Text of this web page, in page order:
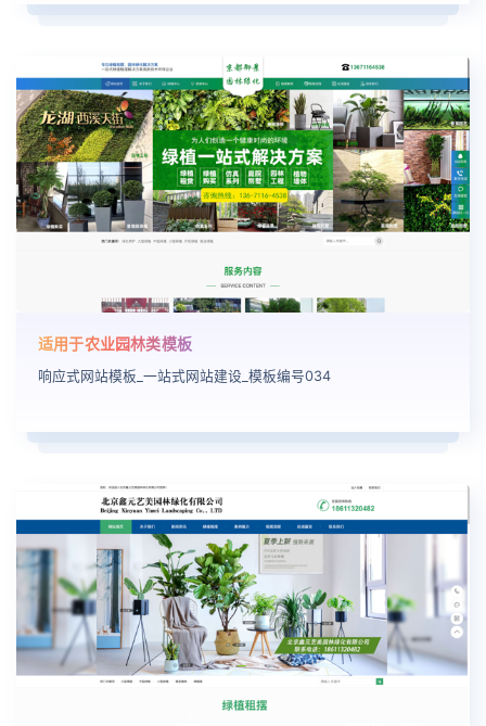
适用于农业园林类模板
响应式网站模板_一站式网站建设_模板编号034